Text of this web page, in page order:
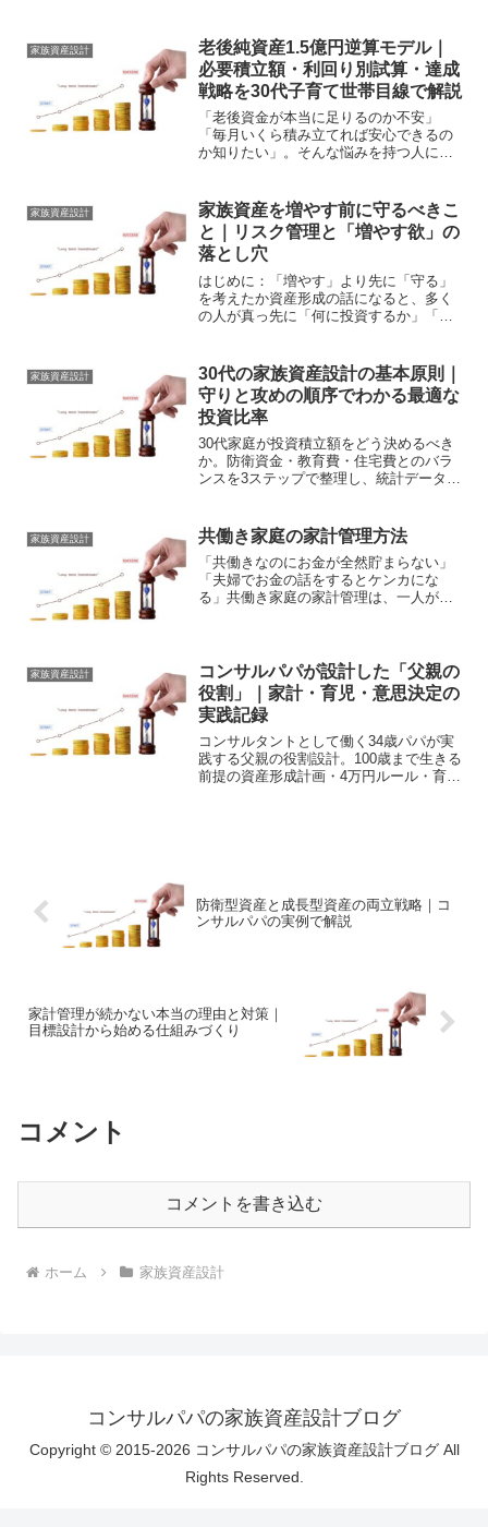
が低い——そんな状態に陥ることがあり
ます。逆に、支出が多くて...
家族資産設計
老後純資産1.5億円逆算モデル｜
必要積立額・利回り別試算・達成
戦略を30代子育て世帯目線で解説
「老後資金が本当に足りるのか不安」
「毎月いくら積み立てれば安心できるの
か知りたい」。そんな悩みを持つ人に向
要積立額、利回り別試算、現実的な達成
戦略まで、家庭の資産設...
家族資産設計
家族資産を増やす前に守るべきこ
と｜リスク管理と「増やす欲」の
落とし穴
はじめに：「増やす」より先に「守る」
を考えたか資産形成の話になると、多く
の人が真っ先に「何に投資するか」「ど
た行動自体は正しいのですが、その前に
「守り」の設計ができて...
家族資産設計
30代の家族資産設計の基本原則｜
守りと攻めの順序でわかる最適な
投資比率
30代家庭が投資積立額をどう決めるべき
か。防衛資金・教育費・住宅費とのバラ
ンスを3ステップで整理し、統計データと
家族資産設計 共働き家庭の家計管理方法
「共働きなのにお金が全然貯まらない」
「夫婦でお金の話をするとケンカにな
る」共働き家庭の家計管理は、一人が管
末に残高が少なくなってい...
家族資産設計
コンサルパパが設計した「父親の
役割」｜家計・育児・意思決定の
実践記録
コンサルタントとして働く34歳パパが実
践する父親の役割設計。100歳まで生きる
前提の資産形成計画・4万円ルール・育児
防衛型資産と成長型資産の両立戦略｜コ
ンサルパパの実例で解説
家計管理が続かない本当の理由と対策｜
目標設計から始める仕組みづくり
コメント
コメントを書き込む
ホーム 家族資産設計
コンサルパパの家族資産設計ブログ
Copyright © 2015-2026 コンサルパパの家族資産設計ブログ All
Rights Reserved.